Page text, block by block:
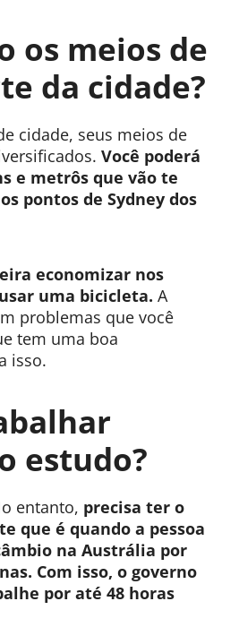
os meios de
da cidade?
cidade, seus meios de
Você poderá
e metrôs que vão te
pontos de Sydney dos
economizar nos
uma bicicleta. A
problemas que você
tem uma boa
isso.
estudo?
entanto, precisa ter o
que é quando a pessoa
na Austrália por
Com isso, o governo
por até 48 horas